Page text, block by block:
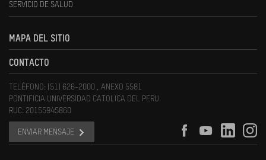
SERVICIO DE SALUD
MAPA DEL SITIO
CONTACTO
TELÉFONO: (51) 626-2000 , ANEXO 5581
PONTIFICIA UNIVERSIDAD CATOLICA DEL PERU
RUC: 20155945860
ENVIAR MENSAJE